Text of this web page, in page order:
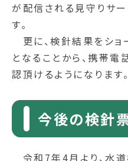
が配信される見守りサ
す。
更に、検針結果をショ
となることから、携帯
認頂けるようになります。
今後の検針
令和7年4月より、水